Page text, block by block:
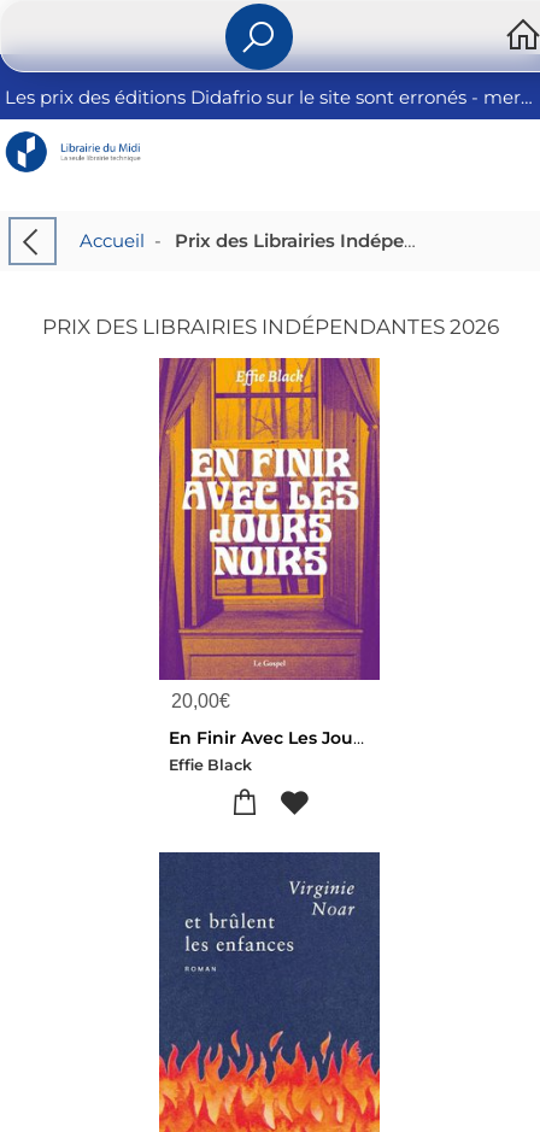
Les prix des éditions Didafrio sur le site sont erronés - merci de nous contacter
Accueil - Prix des Librairies Indépendantes 2026
PRIX DES LIBRAIRIES INDÉPENDANTES 2026
20,00€
En Finir Avec Les Jours Noirs
Effie Black